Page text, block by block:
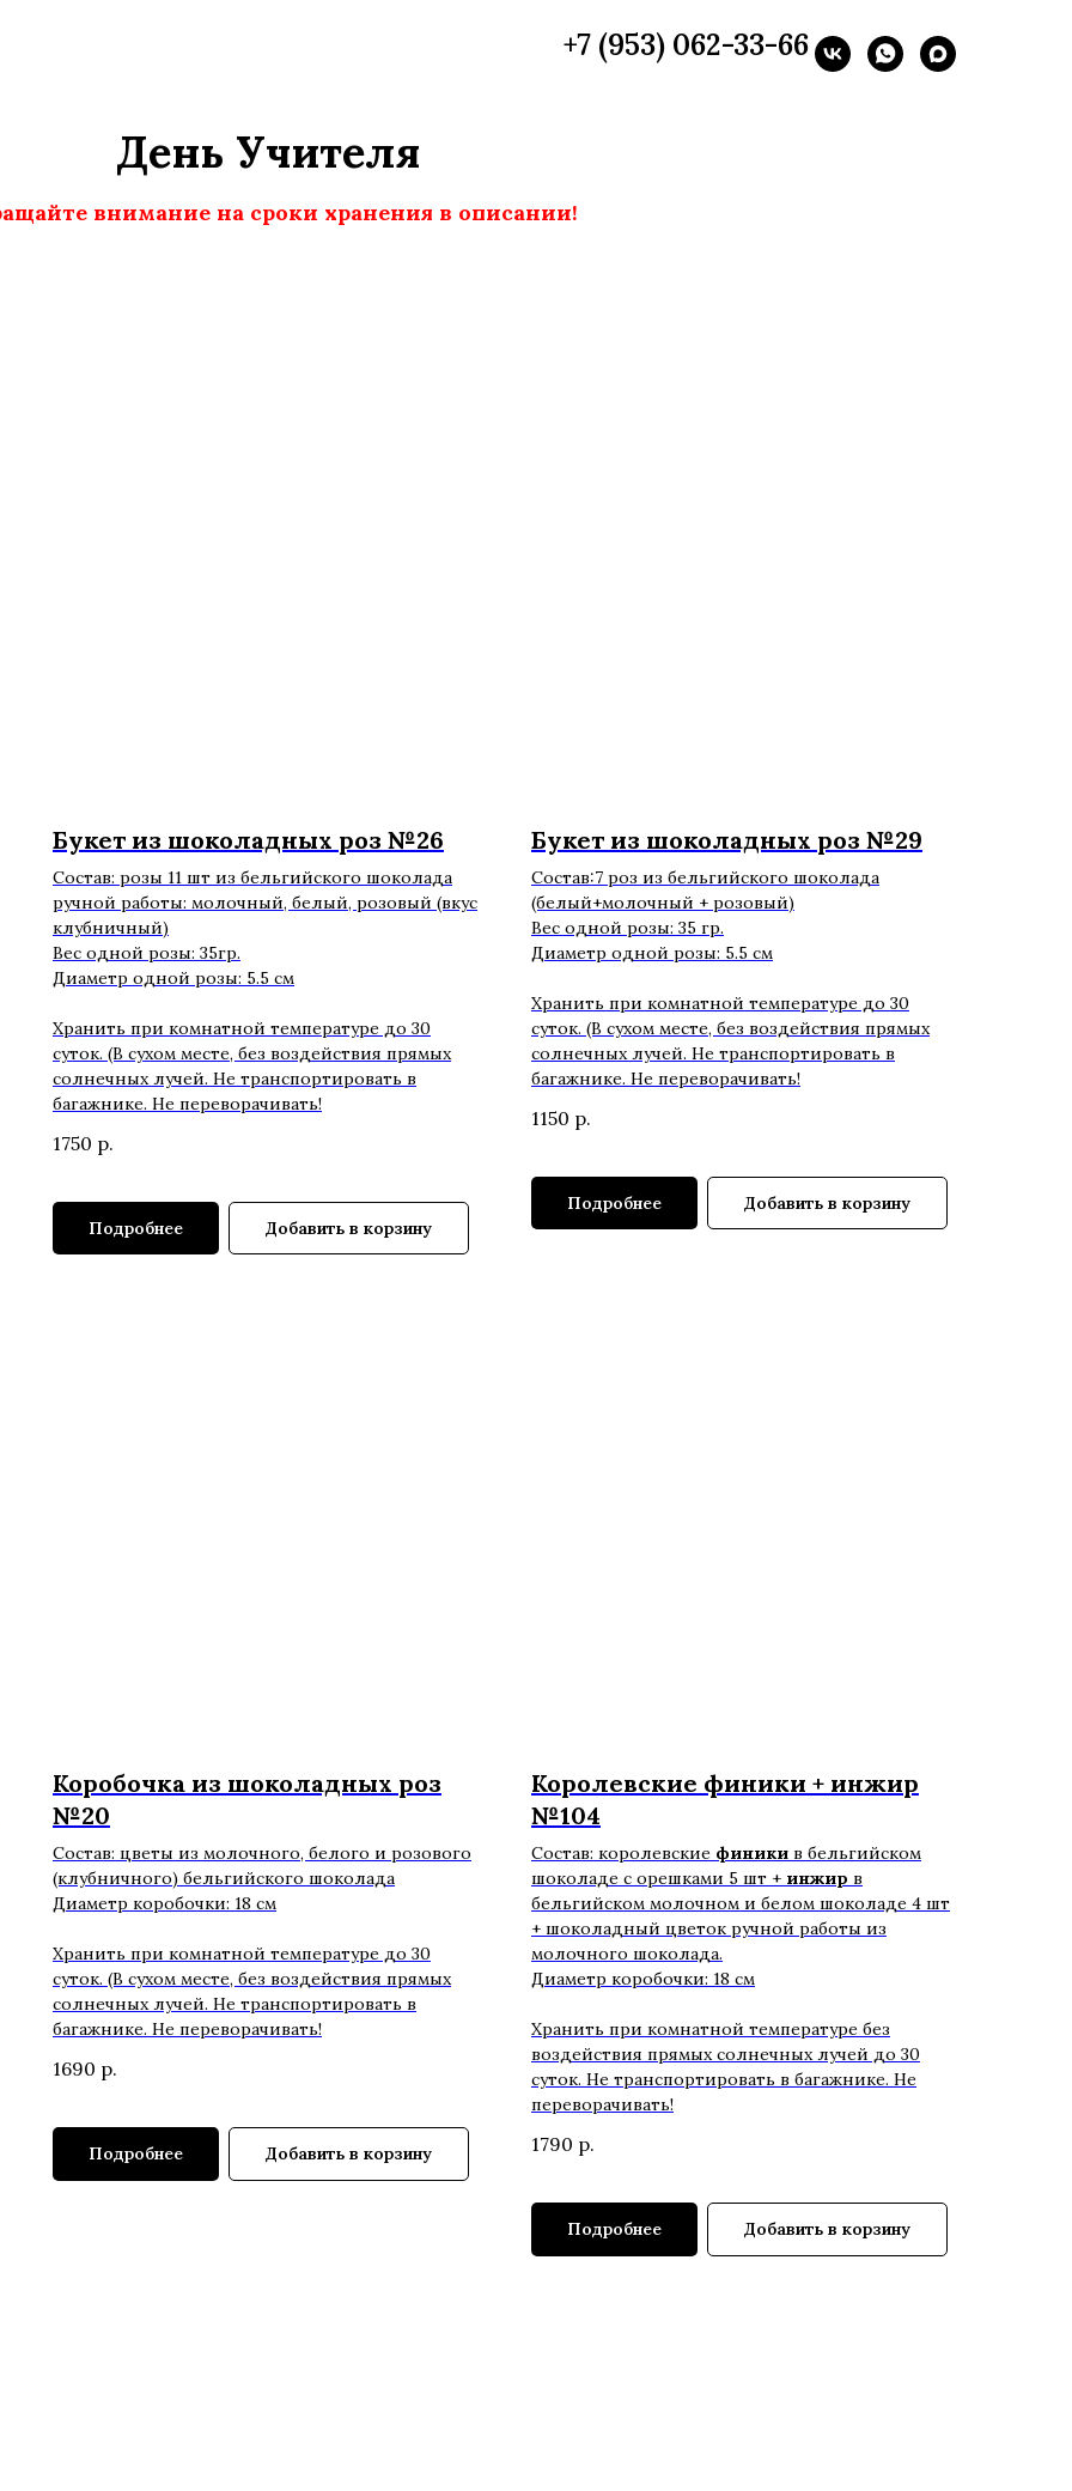
+7 (953) 062-33-66
День Учителя
внимание на сроки хранения в описании!
Букет из шоколадных роз №26
Состав: розы 11 шт из бельгийского шоколада
ручной работы: молочный, белый, розовый (вкус
клубничный)
Вес одной розы: 35гр.
Диаметр одной розы: 5.5 см
Хранить при комнатной температуре до 30
суток. (В сухом месте, без воздействия прямых
солнечных лучей. Не транспортировать в
багажнике. Не переворачивать!
1750 р.
Подробнее Добавить в корзину
Букет из шоколадных роз №29
Состав:7 роз из бельгийского шоколада
(белый+молочный + розовый)
Вес одной розы: 35 гр.
Диаметр одной розы: 5.5 см
Хранить при комнатной температуре до 30
суток. (В сухом месте, без воздействия прямых
солнечных лучей. Не транспортировать в
багажнике. Не переворачивать!
1150 р.
Подробнее Добавить в корзину
Коробочка из шоколадных роз
№20
Состав: цветы из молочного, белого и розового
(клубничного) бельгийского шоколада
Диаметр коробочки: 18 см
Хранить при комнатной температуре до 30
суток. (В сухом месте, без воздействия прямых
солнечных лучей. Не транспортировать в
багажнике. Не переворачивать!
1690 р.
Подробнее Добавить в корзину
Королевские финики + инжир
№104
Состав: королевские финики в бельгийском
шоколаде с орешками 5 шт + инжир в
бельгийском молочном и белом шоколаде 4 шт
+ шоколадный цветок ручной работы из
молочного шоколада.
Диаметр коробочки: 18 см
Хранить при комнатной температуре без
воздействия прямых солнечных лучей до 30
суток. Не транспортировать в багажнике. Не
переворачивать!
1790 р.
Подробнее Добавить в корзину